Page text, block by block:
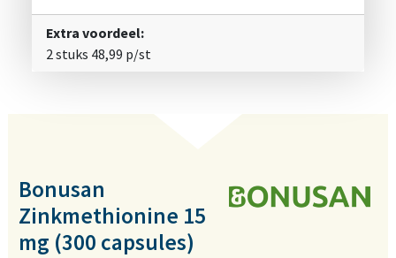
Extra voordeel:
2 stuks 48,99 p/st
Bonusan
Zinkmethionine 15
mg (300 capsules)